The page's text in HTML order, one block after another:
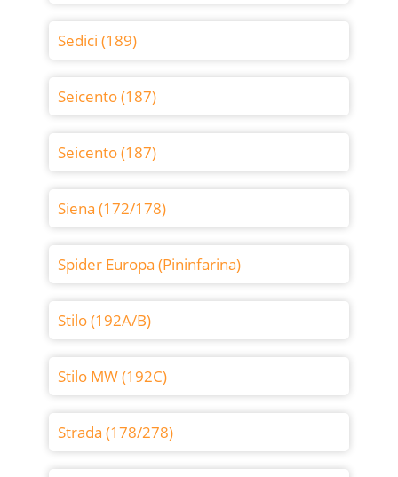
Sedici (189)
Seicento (187)
Seicento (187)
Siena (172/178)
Spider Europa (Pininfarina)
Stilo (192A/B)
Stilo MW (192C)
Strada (178/278)